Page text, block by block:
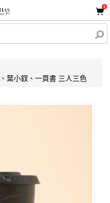
0
葉小釵、一頁書 三人三色